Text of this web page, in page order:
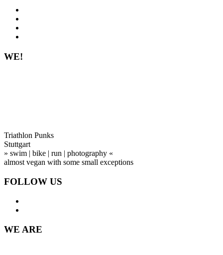
WE!
Triathlon Punks
Stuttgart
» swim | bike | run | photography «
almost vegan with some small exceptions
FOLLOW US
WE ARE